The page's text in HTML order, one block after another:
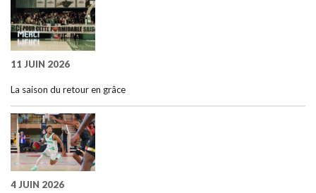
11 JUIN 2026
La saison du retour en grâce
4 JUIN 2026